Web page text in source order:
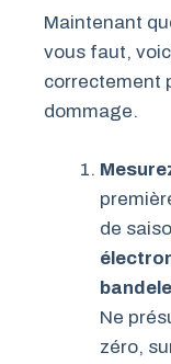
Maintenant
vous faut,
correctement
dommage.
de
Ne
zéro,